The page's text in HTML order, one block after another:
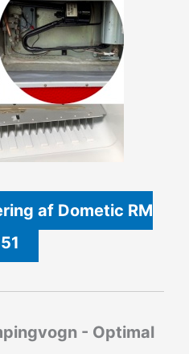
af Dometic RM
- Optimal